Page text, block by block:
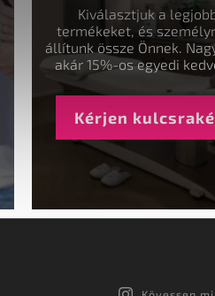
Kiválasztjuk a
termékeket, és
állítunk össze Önnek.
akár 15%-os egyedi
Kérjen